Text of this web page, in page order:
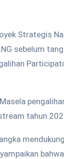
Strategis
sebelum
tahun